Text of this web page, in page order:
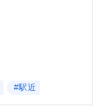
#駅近